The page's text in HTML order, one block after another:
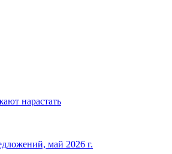
нарастать
май 2026 г.